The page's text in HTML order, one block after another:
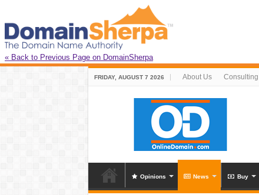
« Back to Previous Page on DomainSherpa